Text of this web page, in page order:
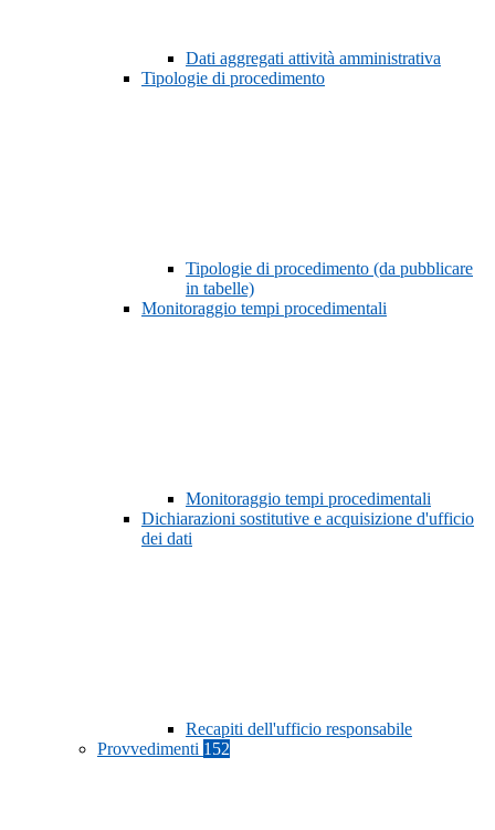
Dati aggregati attività amministrativa
Tipologie di procedimento
Tipologie di procedimento (da pubblicare
in tabelle)
Monitoraggio tempi procedimentali
Monitoraggio tempi procedimentali
Dichiarazioni sostitutive e acquisizione d'ufficio
dei dati
Recapiti dell'ufficio responsabile
Provvedimenti 152